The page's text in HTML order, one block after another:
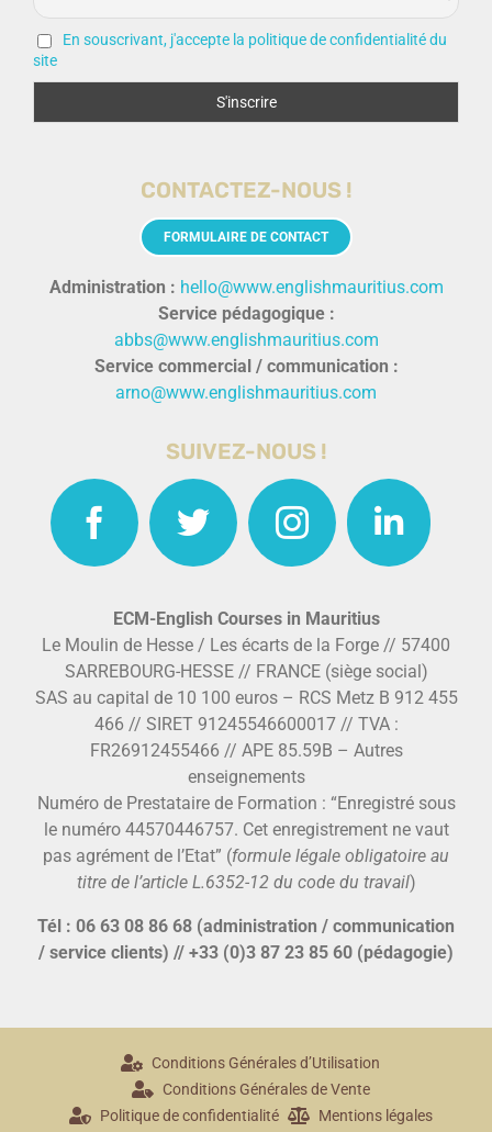
En souscrivant, j'accepte la politique de confidentialité du
site
CONTACTEZ-NOUS !
FORMULAIRE DE CONTACT
Administration : hello@www.englishmauritius.com
Service pédagogique :
abbs@www.englishmauritius.com
Service commercial / communication :
arno@www.englishmauritius.com
SUIVEZ-NOUS !
ECM-English Courses in Mauritius
Le Moulin de Hesse / Les écarts de la Forge // 57400
SARREBOURG-HESSE // FRANCE (siège social)
SAS au capital de 10 100 euros – RCS Metz B 912 455
466 // SIRET 91245546600017 // TVA :
FR26912455466 // APE 85.59B – Autres
enseignements
Numéro de Prestataire de Formation : “Enregistré sous
le numéro 44570446757. Cet enregistrement ne vaut
pas agrément de l’Etat” (formule légale obligatoire au
titre de l’article L.6352-12 du code du travail)
Tél : 06 63 08 86 68 (administration / communication
/ service clients) // +33 (0)3 87 23 85 60 (pédagogie)
Conditions Générales d’Utilisation
Conditions Générales de Vente
Politique de confidentialité
Mentions légales